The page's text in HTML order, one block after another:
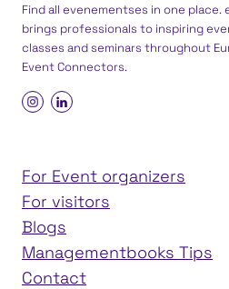
Find all evenementses in one place.
brings professionals to inspiring
classes and seminars throughout
Event Connectors.
For Event organizers
For visitors
Blogs
Managementbooks Tips
Contact